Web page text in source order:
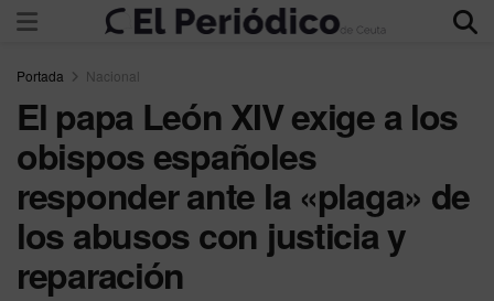
Portada Nacional
El papa León XIV exige a los
obispos españoles
responder ante la «plaga» de
los abusos con justicia y
reparación